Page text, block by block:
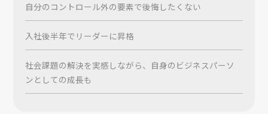
自分のコントロール外の要素で後悔したくない
入社後半年でリーダーに昇格
社会課題の解決を実感しながら、自身のビジネスパーソ
ンとしての成長も